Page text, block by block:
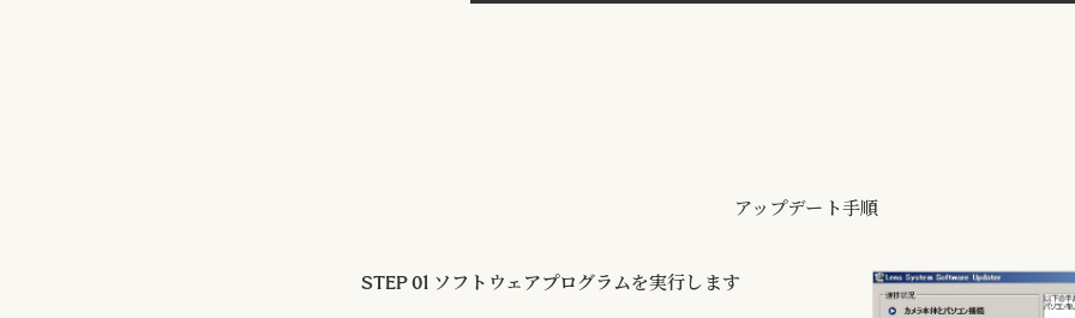
アップデート手順
STEP 01 ソフトウェアプログラムを実行します